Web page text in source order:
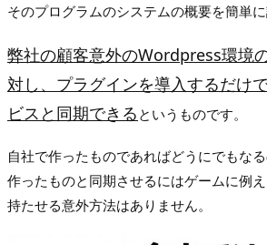
そのプログラムのシステムの概要を簡単に
弊社の顧客意外のWordpress環境
対し、プラグインを導入するだけ
ビスと同期できる というものです。
自社で作ったものであればどうにでもな
作ったものと同期させるにはゲームに例
持たせる意外方法はありません。